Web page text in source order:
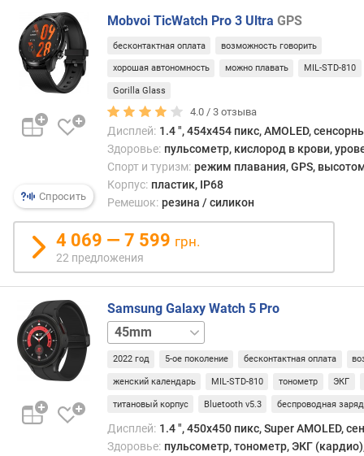
с
в
я
з
и
с
п
и
ы
р
е
ж
и
м
о
(
ш
Спросить
Mobvoi TicWatch Pro 3 Ultra GPS
бесконтактная оплата возможность говорить
хорошая автономность можно плавать MIL-STD-810
Gorilla Glass
4.0 /3 отзыва
Дисплей: 1.4 ", 454x454 пикс, AMOLED,
Здоровье: пульсометр, кислород в крови,
Спорт и туризм: режим плавания, GPS,
Корпус: пластик, IP68
Ремешок: резина / силикон
4 069 — 7 599 грн.
22 предложения
Samsung Galaxy Watch 5 Pro
45mm
LTE
2022 год 5-ое поколение бесконтактная оплата
женский календарь MIL-STD-810 тонометр ЭКГ
титановый корпус Bluetooth v5.3 беспроводная
Дисплей: 1.4 ", 450x450 пикс, Super AMOLED,
Здоровье: пульсометр, тонометр, ЭКГ